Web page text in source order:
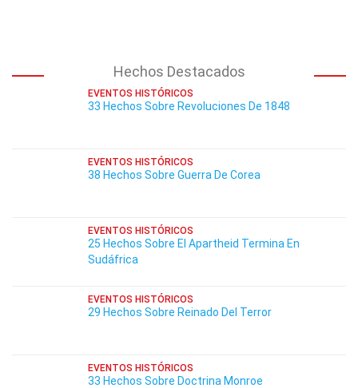
Hechos Destacados
EVENTOS HISTÓRICOS
33 Hechos Sobre Revoluciones De 1848
EVENTOS HISTÓRICOS
38 Hechos Sobre Guerra De Corea
EVENTOS HISTÓRICOS
25 Hechos Sobre El Apartheid Termina En
Sudáfrica
EVENTOS HISTÓRICOS
29 Hechos Sobre Reinado Del Terror
EVENTOS HISTÓRICOS
33 Hechos Sobre Doctrina Monroe